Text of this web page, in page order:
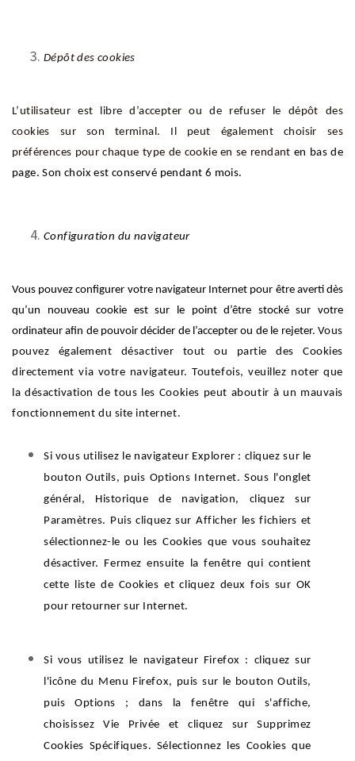
Dépôt des cookies
L’utilisateur est libre d’accepter ou de refuser le dépôt des
cookies sur son terminal. Il peut également choisir ses
préférences pour chaque type de cookie en se rendant en bas de
page. Son choix est conservé pendant 6 mois.
Configuration du navigateur
Vous pouvez configurer votre navigateur Internet pour être averti dès
qu’un nouveau cookie est sur le point d’être stocké sur votre
ordinateur afin de pouvoir décider de l’accepter ou de le rejeter. Vous
pouvez également désactiver tout ou partie des Cookies
directement via votre navigateur. Toutefois, veuillez noter que
la désactivation de tous les Cookies peut aboutir à un mauvais
fonctionnement du site internet.
Si vous utilisez le navigateur Explorer : cliquez sur le
bouton Outils, puis Options Internet. Sous l'onglet
général, Historique de navigation, cliquez sur
Paramètres. Puis cliquez sur Afficher les fichiers et
sélectionnez-le ou les Cookies que vous souhaitez
désactiver. Fermez ensuite la fenêtre qui contient
cette liste de Cookies et cliquez deux fois sur OK
pour retourner sur Internet.
Si vous utilisez le navigateur Firefox : cliquez sur
l'icône du Menu Firefox, puis sur le bouton Outils,
puis Options ; dans la fenêtre qui s'affiche,
choisissez Vie Privée et cliquez sur Supprimez
Cookies Spécifiques. Sélectionnez les Cookies que